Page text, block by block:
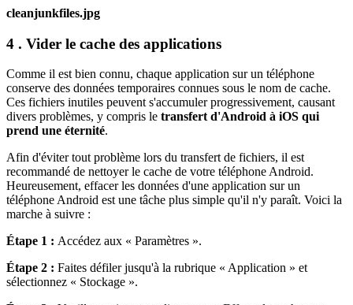
cleanjunkfiles.jpg
4 . Vider le cache des applications
Comme il est bien connu, chaque application sur un téléphone
conserve des données temporaires connues sous le nom de cache.
Ces fichiers inutiles peuvent s'accumuler progressivement, causant
divers problèmes, y compris le transfert d'Android à iOS qui
prend une éternité.
Afin d'éviter tout problème lors du transfert de fichiers, il est
recommandé de nettoyer le cache de votre téléphone Android.
Heureusement, effacer les données d'une application sur un
téléphone Android est une tâche plus simple qu'il n'y paraît. Voici la
marche à suivre :
Étape 1 : Accédez aux « Paramètres ».
Étape 2 : Faites défiler jusqu'à la rubrique « Application » et
sélectionnez « Stockage ».